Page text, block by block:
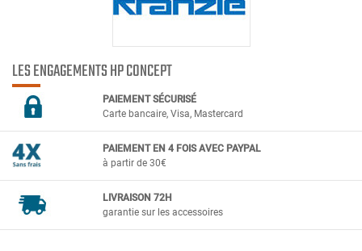
LES ENGAGEMENTS HP CONCEPT
PAIEMENT SÉCURISÉ
Carte bancaire, Visa, Mastercard
PAIEMENT EN 4 FOIS AVEC PAYPAL
à partir de 30€
LIVRAISON 72H
garantie sur les accessoires